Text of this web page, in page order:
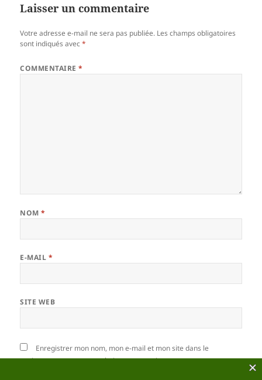
Laisser un commentaire
Votre adresse e-mail ne sera pas publiée. Les champs obligatoires
sont indiqués avec*
COMMENTAIRE*
NOM*
E-MAIL *
SITE WEB
Enregistrer mon nom, mon e-mail et mon site dans le
navigateur pour mon prochain commentaire.